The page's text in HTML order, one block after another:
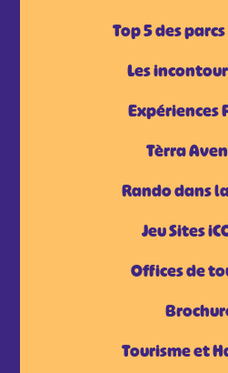
Top 5 des
Les
Expériences
Tèrra
Rando dans
Jeu Sites
Offices de
Tourisme et